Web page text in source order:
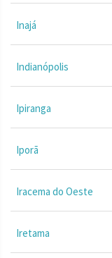
Inajá
Indianópolis
Ipiranga
Iporã
Iracema do Oeste
Iretama